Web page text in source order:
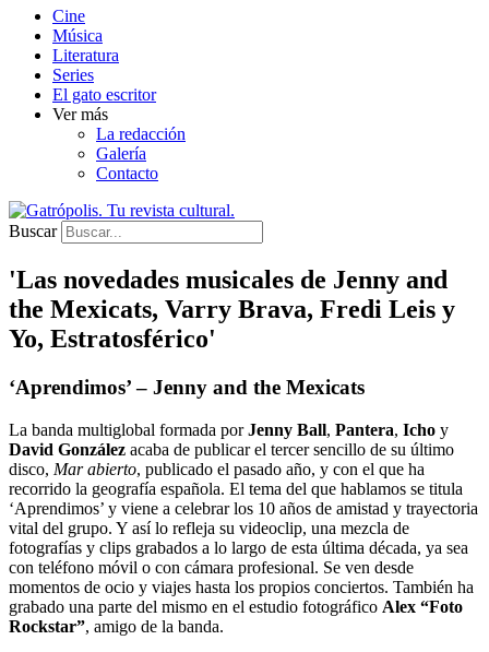
Cine
Música
Literatura
Series
El gato escritor
Ver más
La redacción
Galería
Contacto
Buscar
'Las novedades musicales de Jenny and
the Mexicats, Varry Brava, Fredi Leis y
Yo, Estratosférico'
‘Aprendimos’ – Jenny and the Mexicats
La banda multiglobal formada porJenny Ball, Pantera, Icho y
David González acaba de publicar el tercer sencillo de su último
disco, Mar abierto, publicado el pasado año, y con el que ha
recorrido la geografía española. El tema del que hablamos se titula
‘Aprendimos’ y viene a celebrar los 10 años de amistad y trayectoria
vital del grupo. Y así lo refleja su videoclip, una mezcla de
fotografías y clips grabados a lo largo de esta última década, ya sea
con teléfono móvil o con cámara profesional. Se ven desde
momentos de ocio y viajes hasta los propios conciertos. También ha
grabado una parte del mismo en el estudio fotográfico Alex “Foto
Rockstar”, amigo de la banda.